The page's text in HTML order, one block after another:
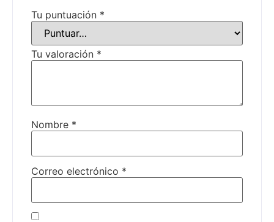
Tu puntuación *
Tu valoración *
Nombre *
Correo electrónico *